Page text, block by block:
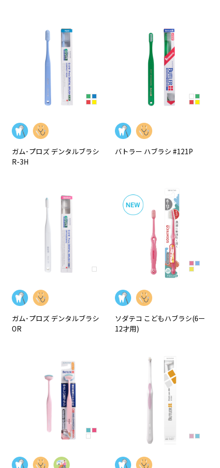
ガム･プロズ デンタルブラシ
R-3H
バトラー ハブラシ #121P
ガム･プロズ デンタルブラシ
OR
ソダテコ こどもハブラシ(6ー
12才用)